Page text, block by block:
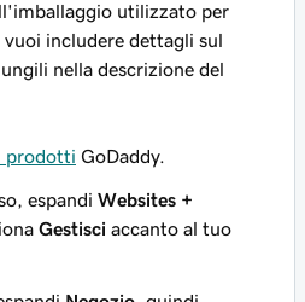
utilizzato per
includere dettagli sul
nella descrizione del
prodotti GoDaddy.
espandi Websites +
Gestisci accanto al tuo